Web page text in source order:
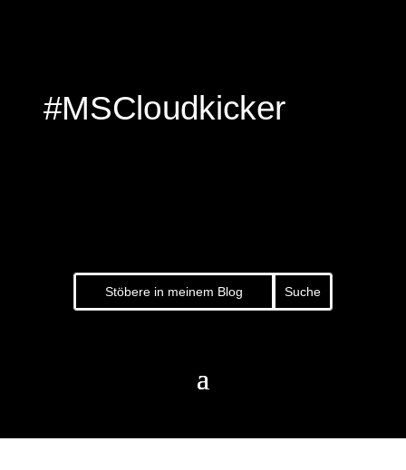
#MSCloudkicker